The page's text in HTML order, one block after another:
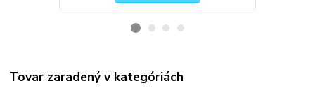
Tovar zaradený v kategóriách